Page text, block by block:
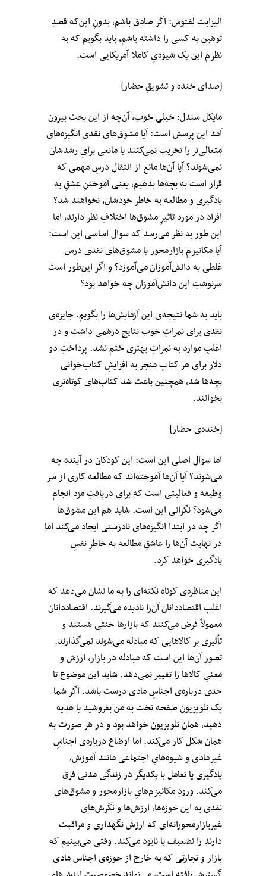
الیزابت لفتوس: اگر صادق باشم، بدونِ این‌که قصدِ
توهین به کسی را داشته باشم، باید بگویم که به
نظرم این یک شیوه‌یِ کاملا آمریکایی است.
[صدای خنده و تشویقِ حضار]
مایکل سندل: خیلی خوب، آن‌چه از این بحث بیرون
آمد این پرسش است: آیا مشوق‌های نقدی انگیزه‌های
متعالی‌تر را تخریب نمی‌کنند یا مانعی برایِ رشدشان
نمی‌شوند؟ آیا آن‌ها مانع از انتقالِ درسِ مهمی که
قرار است به بچه‌ها بدهیم، یعنی آموختنِ عشق‌ِ به
یادگیری و مطالعه به خاطر خودشان، نخواهند شد؟
افراد در مورد تاثیرِ مشوق‌ها اختلافِ نظر دارند، اما
این طور به نظر می‌رسد که سوال اساسی این است:
آیا مکانیزمِ بازارمحور یا مشوق‌های نقدی درس
غلطی به دانش‌آموزان می‌آموزد؟ و اگر این‌طور است
سرنوشتِ این دانش‌آموزان چه خواهد بود؟
باید به شما نتیجه‌ی این آزمایش‌ها را بگویم. جایزه‌ی
نقدی برای نمراتِ خوب نتایج درهمی داشت و در
اغلبِ موارد به نمراتِ بهتری ختم نشد. پرداختِ دو
دلار برای هر کتابِ منجر به افزایشِ کتاب‌خوانی
بچه‌ها شد، همچنین باعث شد کتاب‌های کوتاه‌تری
بخوانند.
[خنده‌ی حضار]
اما سوالِ اصلی این است: این کودکان در آینده چه
می‌شوند؟ آیا آن‌ها آموخته‌اند که مطالعه کاری از سر
وظیفه و فعالیتی است که برای دریافتِ مزد انجام
می‌شود؟ نگرانی این است. شاید هم این مشوق‌ها
اگر چه در ابتدا انگیزه‌های نادرستی ایجاد می‌کند اما
در نهایت آن‌ها را عاشقِ مطالعه به خاطرِ نفسِ
یادگیری خواهد کرد.
این مناظره‌ی کوتاه نکته‌ای را به ما نشان می‌دهد که
اغلبِ اقتصاددانان آن‌را نادیده می‌گیرند. اقتصاددانان
معمولاً فرض می‌کنند که بازارها خنثی هستند و
تأثیری بر کالا‌هایی که مبادله می‌شوند نمی‌گذارند.
تصور آن‌ها این است که مبادله در بازار، ارزش و
معنیِ کالاها را تغییر نمی‌دهد. شاید این موضوع تا
حدی درباره‌ی اجناسِ مادی درست باشد. اگر شما
یک تلویزیون صفحه تخت به من بفروشید یا هدیه
دهید، همان تلویزیون خواهد بود و در هر صورت به
همان شکل کار می‌کند. اما اوضاع درباره‌ی اجناسِ
غیرمادی و شیوه‌هایِ اجتماعی مانند آموزش،
یادگیری یا تعامل با یکدیگر در زندگی مدنی فرق
می‌کند. ورودِ مکانیزم‌هایِ بازارمحور و مشوق‌های
نقدی به این حوزه‌ها، ارزش‌ها و نگرش‌های
غیربازارمحورانه‌ای که ارزش نگهداری و مراقبت
دارند را تضعیف یا نابود می‌کند. وقتی می‌بینیم که
بازار و تجارتی که به خارج از حوزه‌ی اجناس مادی